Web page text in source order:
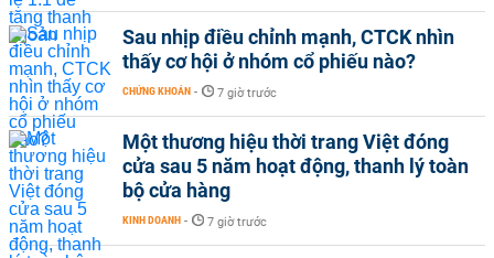
Sau nhịp điều chỉnh mạnh, CTCK nhìn
thấy cơ hội ở nhóm cổ phiếu nào?
CHỨNG KHOÁN - 7 giờ trước
Một thương hiệu thời trang Việt đóng
cửa sau 5 năm hoạt động, thanh lý toàn
bộ cửa hàng
KINH DOANH - 7 giờ trước